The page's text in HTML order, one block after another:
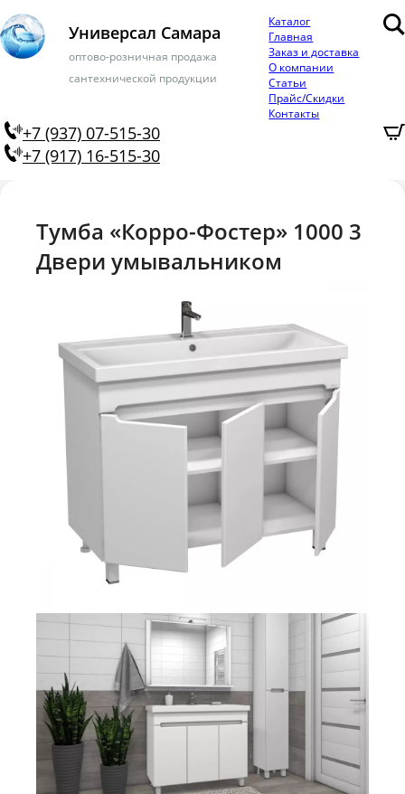
Универсал Самара
оптово-розничная продажа
сантехнической продукции
Каталог
Главная
Заказ и доставка
О компании
Статьи
Прайс/Скидки
Контакты
+7 (937) 07-515-30
+7 (917) 16-515-30
Тумба «Корро-Фостер» 1000 3
Двери умывальником